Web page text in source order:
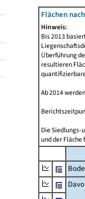
Flächen
Hinweis:
Bis 2013
Überführung
resultieren
Ab 2014
Die Siedlungs-
und der Fläche